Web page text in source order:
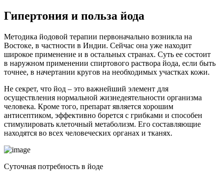
Гипертония и польза йода
Методика йодовой терапии первоначально возникла на
Востоке, в частности в Индии. Сейчас она уже находит
широкое применение и в остальных странах. Суть ее состоит
в наружном применении спиртового раствора йода, если быть
точнее, в начертании кругов на необходимых участках кожи.
Не секрет, что йод – это важнейший элемент для
осуществления нормальной жизнедеятельности организма
человека. Кроме того, препарат является хорошим
антисептиком, эффективно борется с грибками и способен
стимулировать клеточный метаболизм. Его составляющие
находятся во всех человеческих органах и тканях.
Суточная потребность в йоде